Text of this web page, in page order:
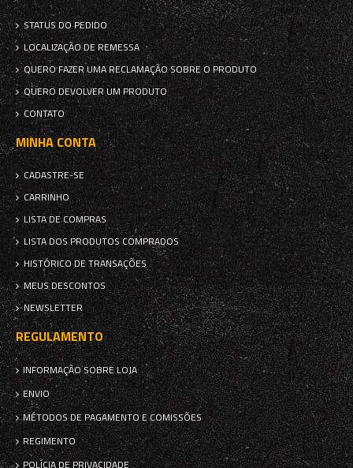
STATUS DO PEDIDO
LOCALIZAÇÃO DE REMESSA
QUERO FAZER UMA RECLAMAÇÃO SOBRE O PRODUTO
QUERO DEVOLVER UM PRODUTO
CONTATO
MINHA CONTA
CADASTRE-SE
CARRINHO
LISTA DE COMPRAS
LISTA DOS PRODUTOS COMPRADOS
HISTÓRICO DE TRANSAÇÕES
MEUS DESCONTOS
NEWSLETTER
REGULAMENTO
INFORMAÇÃO SOBRE LOJA
ENVIO
MÉTODOS DE PAGAMENTO E COMISSÕES
REGIMENTO
POLÍCIA DE PRIVACIDADE